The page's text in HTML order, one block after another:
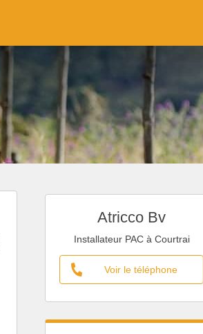
Atricco Bv
Installateur PAC à Courtrai
Voir le téléphone